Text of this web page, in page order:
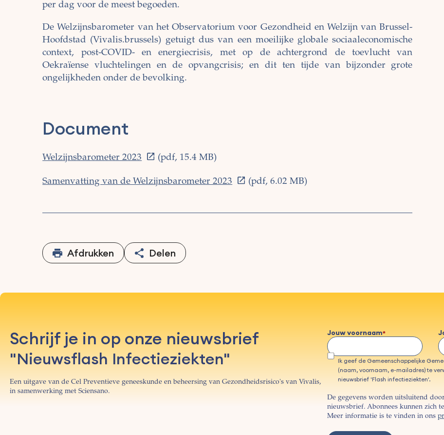
per dag voor de meest begoeden.
De Welzijnsbarometer van het Observatorium voor Gezondheid en Welzijn van Brussel-
Hoofdstad (Vivalis.brussels) getuigt dus van een moeilijke globale sociaaleconomische
context, post-COVID- en energiecrisis, met op de achtergrond de toevlucht van
Oekraïense vluchtelingen en de opvangcrisis; en dit ten tijde van bijzonder grote
ongelijkheden onder de bevolking.
Document
Welzijnsbarometer 2023 (pdf, 15.4 MB)
Samenvatting van de Welzijnsbarometer 2023 (pdf, 6.02 MB)
Afdrukken Delen
Schrijf je in op onze nieuwsbrief
"Nieuwsflash Infectieziekten"
Een uitgave van de Cel Preventieve geneeskunde en beheersing van Gezondheidsrisico's van Vivalis,
in samenwerking met Sciensano.
Jouw voornaam
Ik geef de Gemeenschappelijke
(naam, voornaam, e-mailadres) te
nieuwsbrief 'Flash infectieziekten'.
De gegevens worden uitsluitend
nieuwsbrief. Abonnees kunnen zich
Meer informatie is te vinden in ons